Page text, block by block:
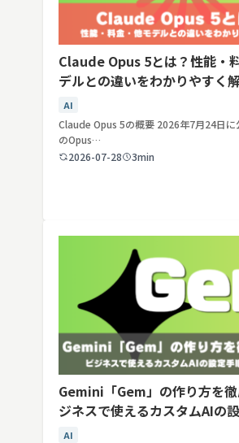
Claude Opus 5とは？性能・
デルとの違いをわかりやすく
AI
Claude Opus 5の概要 2026年7月24日に
のOpus…
2026-07-28
3min
Gemini「Gem」の作り方を
ジネスで使えるカスタムAIの
用例
AI